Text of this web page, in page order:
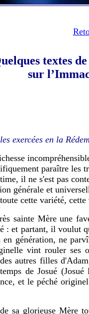
textes
sur
exercées en la
paraître les
il ne s'est pas
générale et
cette variété,
sainte Mère une
: et partant, il voulut
génération, ne
vint rouler ses
autres filles
de Josué
et le péché
sa glorieuse Mère